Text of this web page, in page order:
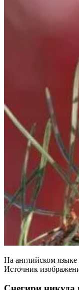
На английском
Источник